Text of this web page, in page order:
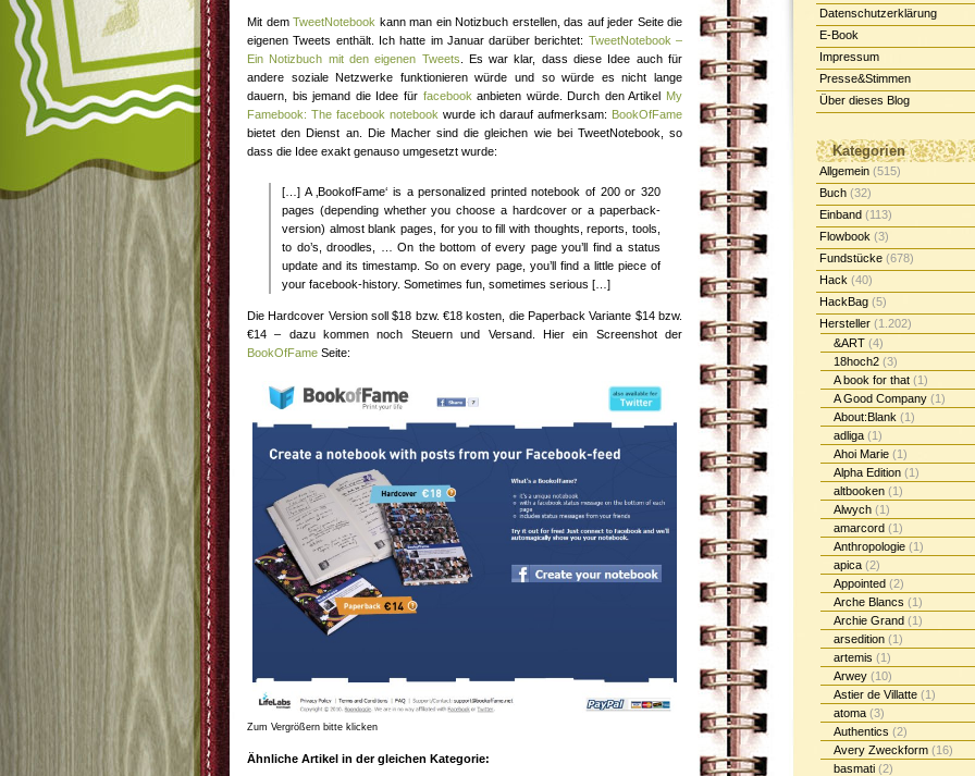
Mit dem TweetNotebook kann man ein Notizbuch erstellen, das auf jeder Seite die
eigenen Tweets enthält. Ich hatte im Januar darüber berichtet: TweetNotebook –
Ein Notizbuch mit den eigenen Tweets . Es war klar, dass diese Idee auch für
andere soziale Netzwerke funktionieren würde und so würde es nicht lange
dauern, bis jemand die Idee für facebook anbieten würde. Durch den Artikel My
Famebook: The facebook notebook wurde ich darauf aufmerksam: BookOfFame
bietet den Dienst an. Die Macher sind die gleichen wie bei TweetNotebook, so
dass die Idee exakt genauso umgesetzt wurde:
[…] A ‚BookofFame‘ is a personalized printed notebook of 200 or 320
pages (depending whether you choose a hardcover or a paperback-
version) almost blank pages, for you to fill with thoughts, reports, tools,
to do’s, droodles, … On the bottom of every page you’ll find a status
update and its timestamp. So on every page, you’ll find a little piece of
your facebook-history. Sometimes fun, sometimes serious […]
Die Hardcover Version soll $18 bzw. €18 kosten, die Paperback Variante $14 bzw.
€14 – dazu kommen noch Steuern und Versand. Hier ein Screenshot der
BookOfFame Seite:
Zum Vergrößern bitte klicken
Ähnliche Artikel in der gleichen Kategorie:
Datenschutzerklärung
E-Book
Impressum
Presse&Stimmen
Über dieses Blog
Kategorien
Allgemein (515)
Buch (32)
Einband (113)
Flowbook (3)
Fundstücke (678)
Hack (40)
HackBag (5)
Hersteller (1.202)
&ART (4)
18hoch2 (3)
A book for that (1)
A Good Company (1)
About:Blank (1)
adliga (1)
Ahoi Marie (1)
Alpha Edition (1)
altbooken (1)
Alwych (1)
amarcord (1)
Anthropologie (1)
apica (2)
Appointed (2)
Arche Blancs (1)
Archie Grand (1)
arsedition (1)
artemis (1)
Arwey (10)
Astier de Villatte (1)
atoma (3)
Authentics (2)
Avery Zweckform (16)
basmati (2)